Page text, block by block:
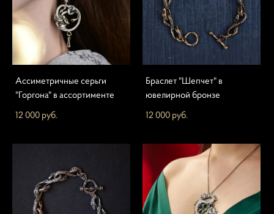
Ассиметричные серьги
"Горгона" в ассортименте
12 000 pуб.
Браслет "Шепчет" в
ювелирной бронзе
12 000 pуб.